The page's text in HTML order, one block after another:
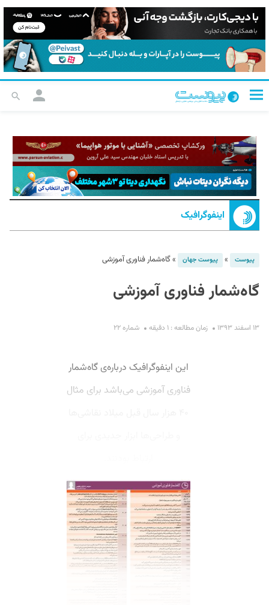
اینفوگرافیک
پیوست » پیوست جهان »گاه‌شمار فناوری آموزشی
گاه‌شمار فناوری آموزشی
۱۳ اسفند ۱۳۹۳ زمان مطالعه : ۱ دقیقه شماره ۲۲
این اینفوگرافیک درباره‌ی گاه‌شمار
فناوری آموزشی می‌باشد برای مثال